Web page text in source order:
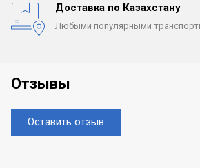
Доставка по Казахстану
Любыми популярными
Отзывы
Оставить отзыв